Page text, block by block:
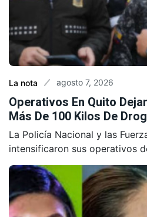
La nota agosto 7, 2026
Operativos En Quito
Más De 100 Kilos De
La Policía Nacional y las
intensificaron sus operativos